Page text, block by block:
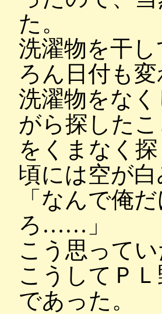
た。
洗濯物を干
ろん日付も
洗濯物をな
がら探した
をくまなく
頃には空が
「なんで俺
ろ……」
こう思って
こうしてＰ
であった。